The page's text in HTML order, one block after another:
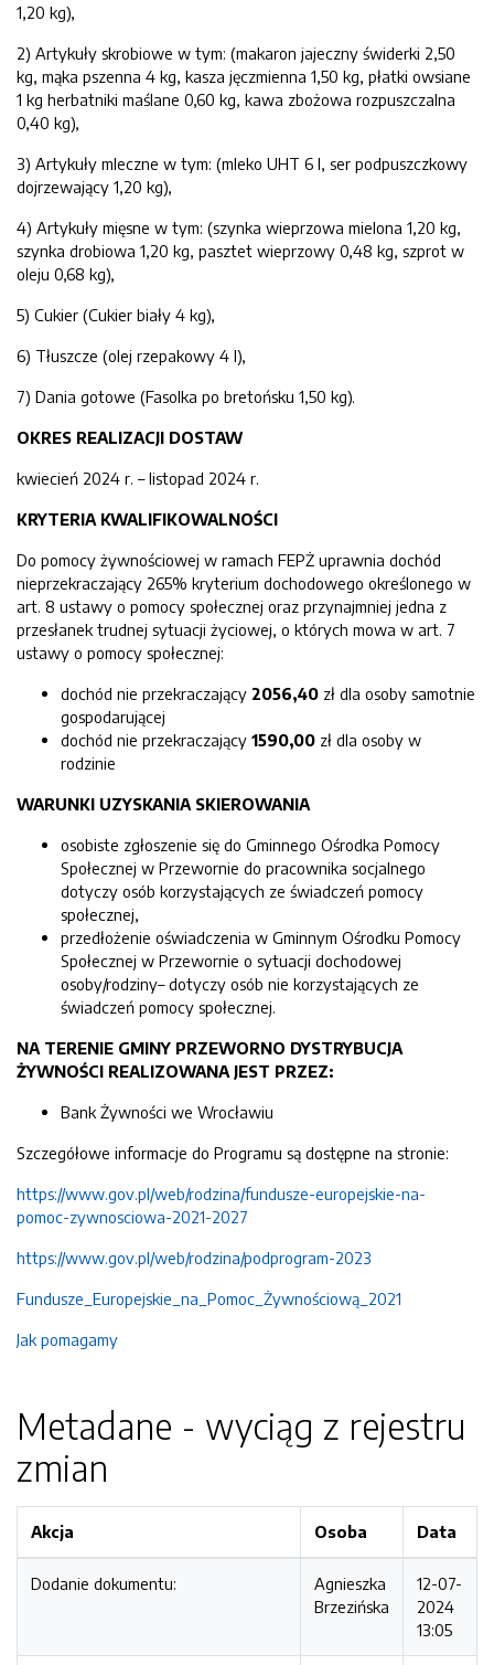
1,20 kg),
2) Artykuły skrobiowe w tym: (makaron jajeczny świderki 2,50
kg, mąka pszenna 4 kg, kasza jęczmienna 1,50 kg, płatki owsiane
1 kg herbatniki maślane 0,60 kg, kawa zbożowa rozpuszczalna
0,40 kg),
3) Artykuły mleczne w tym: (mleko UHT 6 l, ser podpuszczkowy
dojrzewający 1,20 kg),
4) Artykuły mięsne w tym: (szynka wieprzowa mielona 1,20 kg,
szynka drobiowa 1,20 kg, pasztet wieprzowy 0,48 kg, szprot w
oleju 0,68 kg),
5) Cukier (Cukier biały 4 kg),
6) Tłuszcze (olej rzepakowy 4 l),
7) Dania gotowe (Fasolka po bretońsku 1,50 kg).
OKRES REALIZACJI DOSTAW
kwiecień 2024 r. – listopad 2024 r.
KRYTERIA KWALIFIKOWALNOŚCI
Do pomocy żywnościowej w ramach FEPŻ uprawnia dochód
nieprzekraczający 265% kryterium dochodowego określonego w
art. 8 ustawy o pomocy społecznej oraz przynajmniej jedna z
przesłanek trudnej sytuacji życiowej, o których mowa w art. 7
ustawy o pomocy społecznej:
dochód nie przekraczający 2056,40 zł dla osoby samotnie
gospodarującej
dochód nie przekraczający 1590,00 zł dla osoby w
rodzinie
WARUNKI UZYSKANIA SKIEROWANIA
osobiste zgłoszenie się do Gminnego Ośrodka Pomocy
Społecznej w Przewornie do pracownika socjalnego
dotyczy osób korzystających ze świadczeń pomocy
społecznej,
przedłożenie oświadczenia w Gminnym Ośrodku Pomocy
Społecznej w Przewornie o sytuacji dochodowej
osoby/rodziny– dotyczy osób nie korzystających ze
świadczeń pomocy społecznej.
NA TERENIE GMINY PRZEWORNO DYSTRYBUCJA
ŻYWNOŚCI REALIZOWANA JEST PRZEZ:
Bank Żywności we Wrocławiu
Szczegółowe informacje do Programu są dostępne na stronie:
https://www.gov.pl/web/rodzina/fundusze-europejskie-na-
pomoc-zywnosciowa-2021-2027
https://www.gov.pl/web/rodzina/podprogram-2023
Fundusze_Europejskie_na_Pomoc_Żywnościową_2021
Jak pomagamy
Metadane - wyciąg z rejestru
zmian
Akcja Osoba Data
Dodanie dokumentu:
Agnieszka
Brzezińska
12-07-
2024
13:05